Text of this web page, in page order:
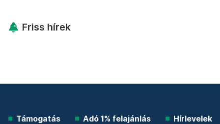
Friss hírek
Támogatás Adó 1% felajánlás Hírlevelek